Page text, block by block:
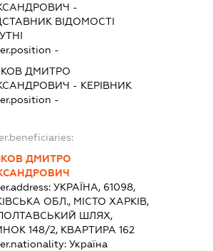
-
ВІДОМОСТІ
-
ДМИТРО
- КЕРІВНИК
-
ДМИТРО
УКРАЇНА, 61098,
ОБЛ., МІСТО ХАРКІВ,
ШЛЯХ,
148/2, КВАРТИРА 162
Україна